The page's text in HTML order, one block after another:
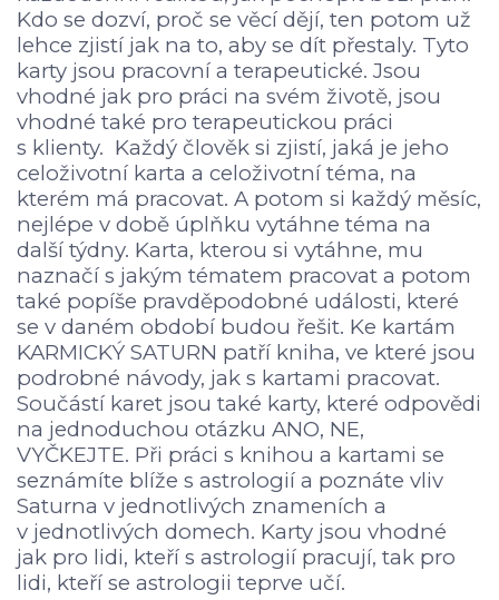
Kdo se dozví, proč se věcí dějí, ten potom už
lehce zjistí jak na to, aby se dít přestaly. Tyto
karty jsou pracovní a terapeutické. Jsou
vhodné jak pro práci na svém životě, jsou
vhodné také pro terapeutickou práci
s klienty. Každý člověk si zjistí, jaká je jeho
celoživotní karta a celoživotní téma, na
kterém má pracovat. A potom si každý měsíc,
nejlépe v době úplňku vytáhne téma na
další týdny. Karta, kterou si vytáhne, mu
naznačí s jakým tématem pracovat a potom
také popíše pravděpodobné události, které
se v daném období budou řešit. Ke kartám
KARMICKÝ SATURN patří kniha, ve které jsou
podrobné návody, jak s kartami pracovat.
Součástí karet jsou také karty, které odpovědi
na jednoduchou otázku ANO, NE,
VYČKEJTE. Při práci s knihou a kartami se
seznámíte blíže s astrologií a poznáte vliv
Saturna v jednotlivých znameních a
v jednotlivých domech. Karty jsou vhodné
jak pro lidi, kteří s astrologií pracují, tak pro
lidi, kteří se astrologii teprve učí.